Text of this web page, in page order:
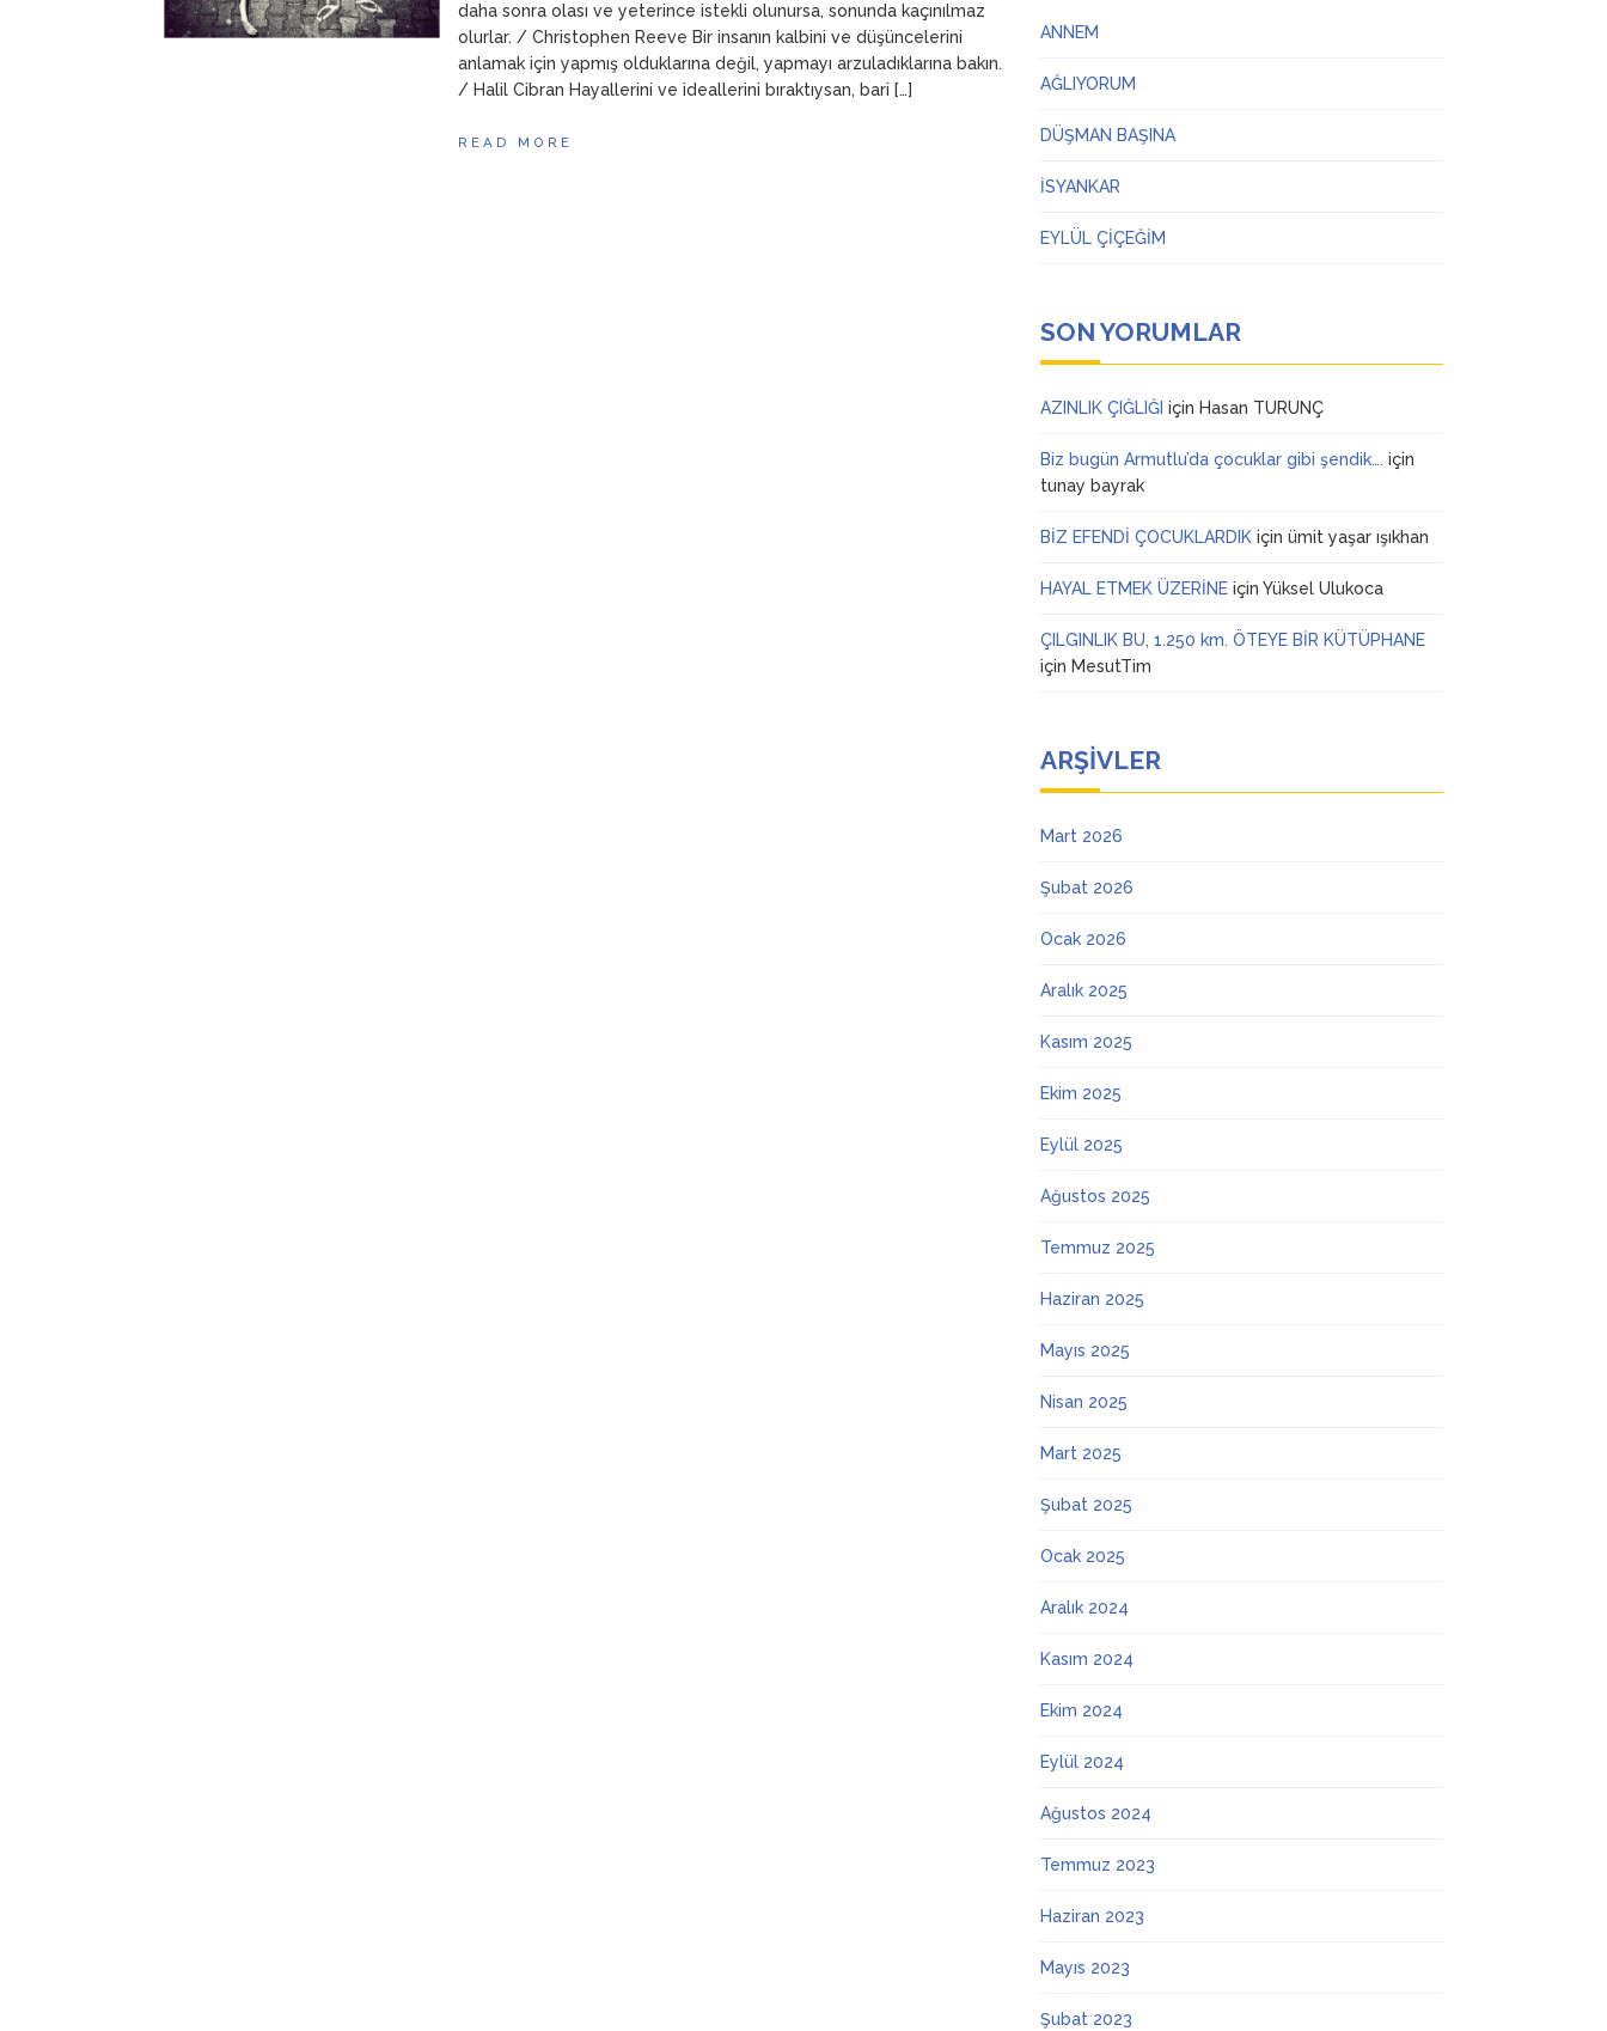
daha sonra olası ve yeterince istekli olunursa, sonunda kaçınılmaz
olurlar. / Christophen Reeve Bir insanın kalbini ve düşüncelerini
anlamak için yapmış olduklarına değil, yapmayı arzuladıklarına bakın.
/ Halil Cibran Hayallerini ve ideallerini bıraktıysan, bari […]
READ MORE
ANNEM
AĞLIYORUM
DÜŞMAN BAŞINA
İSYANKAR
EYLÜL ÇİÇEĞİM
SON YORUMLAR
AZINLIK ÇIĞLIĞI için Hasan TURUNÇ
Biz bugün Armutlu’da çocuklar gibi şendik…. için
tunay bayrak
BİZ EFENDİ ÇOCUKLARDIK içinümit yaşar ışıkhan
HAYAL ETMEK ÜZERİNE içinYüksel Ulukoca
ÇILGINLIK BU, 1.250 km. ÖTEYE BİR KÜTÜPHANE
için MesutTim
ARŞIVLER
Mart 2026
Şubat 2026
Ocak 2026
Aralık 2025
Kasım 2025
Ekim 2025
Eylül 2025
Ağustos 2025
Temmuz 2025
Haziran 2025
Mayıs 2025
Nisan 2025
Mart 2025
Şubat 2025
Ocak 2025
Aralık 2024
Kasım 2024
Ekim 2024
Eylül 2024
Ağustos 2024
Temmuz 2023
Haziran 2023
Mayıs 2023
Şubat 2023